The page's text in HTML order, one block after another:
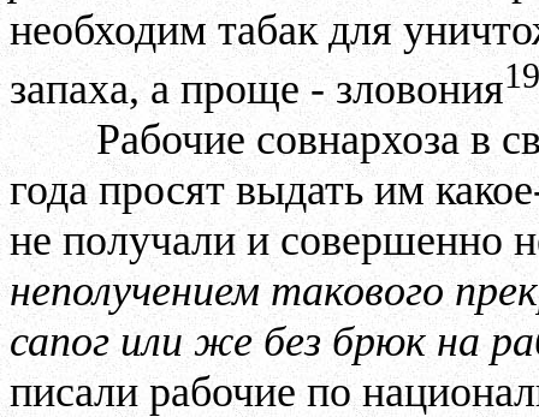
необходим табак для
запаха, а проще - зловония19
Рабочие совнархоза в
года просят выдать им
не получали и совершенно
неполучением такового
сапог или же без брюк на
писали рабочие по